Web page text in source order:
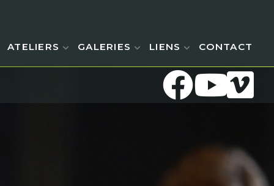
ATELIERS GALERIES LIENS CONTACT